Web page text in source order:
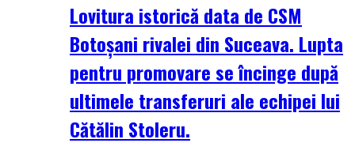
Lovitura istorică data de CSM
Botoșani rivalei din Suceava. Lupta
pentru promovare se încinge după
ultimele transferuri ale echipei lui
Cătălin Stoleru.